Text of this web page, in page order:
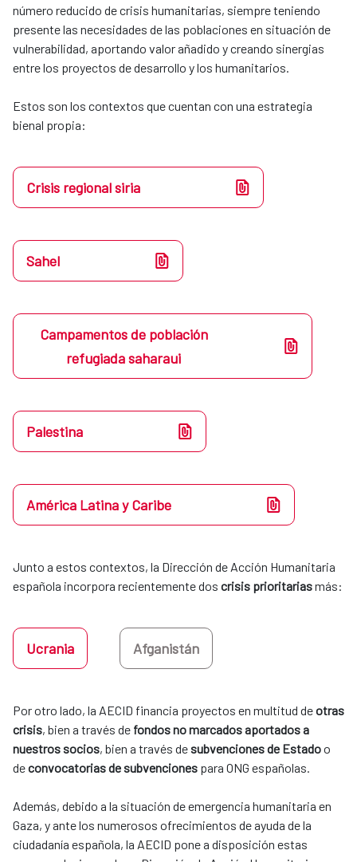
número reducido de crisis humanitarias, siempre teniendo
presente las necesidades de las poblaciones en situación de
vulnerabilidad, aportando valor añadido y creando sinergias
entre los proyectos de desarrollo y los ​humanitarios. ​
​​Estos son los contextos que cuentan con una estrategia
bienal propia:​​​​​​​
Crisis regional siria
Sahel
Campamentos de población
refugiada saharaui
Palestina
América Latina y Caribe
Junto a estos contextos, la Dirección de Acción Humanitaria
española incorpora recientemente dos crisis prioritarias más:
Ucrania Afganistán
Por otro lado, la AECID financia proyectos en multitud de otras
crisis, bien a través de fondos no marcados aportados a
nuestros socios, bien a través de subvenciones de Estado o
de convocatorias de subvenciones para ONG españolas.
​​​​​​​Además, debido a la situación de emergencia humanitaria en
Gaza, y ante los numerosos ofrecimientos de ayuda de la
ciudadanía española, la AECID pone a disposición estas